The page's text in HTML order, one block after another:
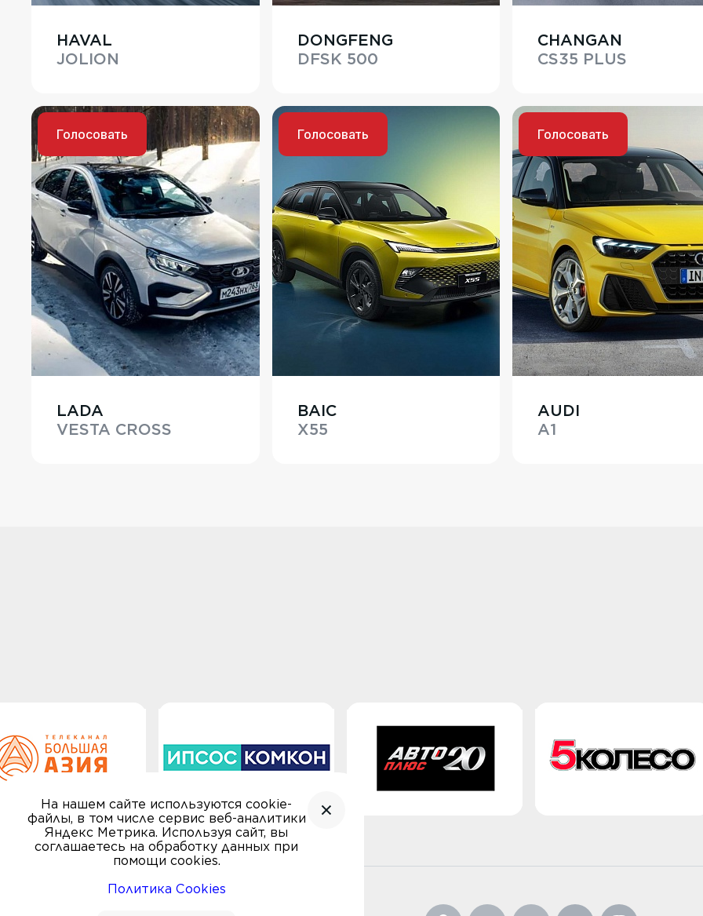
HAVAL
JOLION
DONGFENG
DFSK 500
CHANGAN
CS35 PLUS
Голосовать
LADA
VESTA CROSS
Голосовать
BAIC
X55
Голосовать
AUDI
A1
На нашем сайте используются cookie-
файлы, в том числе сервис веб-аналитики
Яндекс Метрика. Используя сайт, вы
соглашаетесь на обработку данных при
помощи cookies.
Политика Cookies